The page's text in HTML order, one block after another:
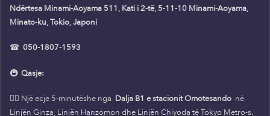
Ndërtesa Minami-Aoyama 511, Kati i 2-të, 5-11-10 Minami-Aoyama,
Minato-ku, Tokio, Japoni
☎ 050-1807-1593
🚇 Qasje:
🚶‍♀️ Një ecje 5-minutëshe nga Dalja B1 e stacionit Omotesando në
Linjën Ginza, Linjën Hanzomon dhe Linjën Chiyoda të Tokyo Metro-s.